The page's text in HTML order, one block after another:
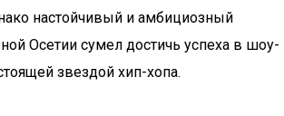
настойчивый и амбициозный
Осетии сумел достичь успеха в шоу-
звездой хип-хопа.